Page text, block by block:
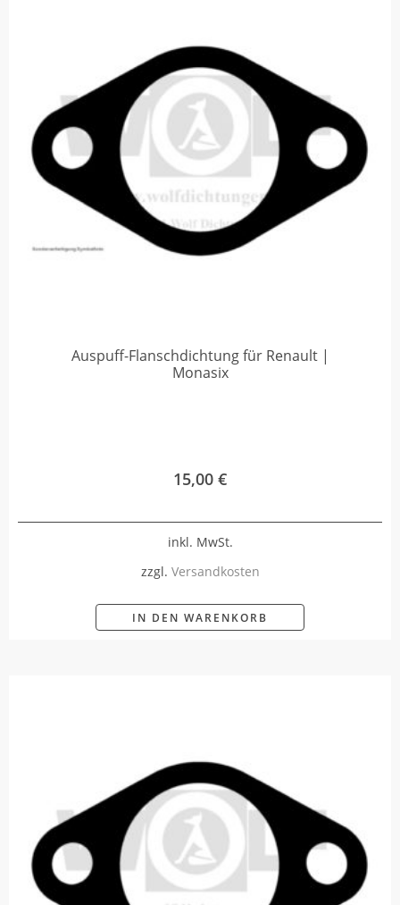
Auspuff-Flanschdichtung für Renault |
Monasix
15,00 €
inkl. MwSt.
zzgl. Versandkosten
IN DEN WARENKORB